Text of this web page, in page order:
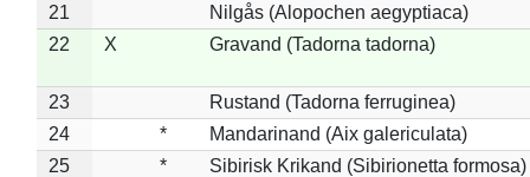
21
Nilgås (Alopochen aegyptiaca)
22
X Gravand (Tadorna tadorna)
23
Rustand (Tadorna ferruginea)
24
*
Mandarinand (Aix galericulata)
25
*
Sibirisk Krikand (Sibirionetta formosa)